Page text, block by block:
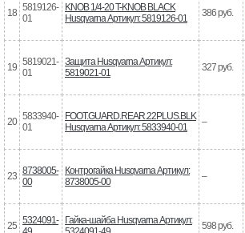
18 5819126-
01
KNOB 1/4-20 T-KNOB BLACK
Husqvarna Артикул: 5819126-01
386 руб.
19 5819021-
01
Защита Husqvarna Артикул:
5819021-01
327 руб.
20 5833940-
01
FOOT.GUARD.REAR.22PLUS.BLK
Husqvarna Артикул: 5833940-01
–
23 8738005-
00
Контрогайка Husqvarna Артикул:
8738005-00
–
25 5324091-
Гайка-шайба Husqvarna Артикул:
598 руб.